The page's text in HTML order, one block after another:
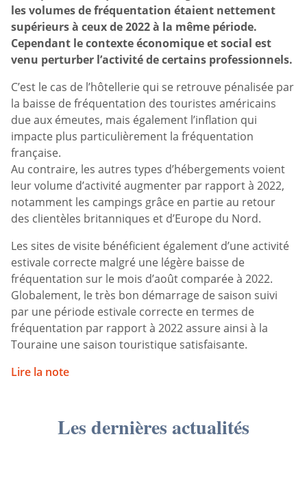
les volumes de fréquentation étaient nettement
supérieurs à ceux de 2022 à la même période.
Cependant le contexte économique et social est
venu perturber l’activité de certains professionnels.
C’est le cas de l’hôtellerie qui se retrouve pénalisée par
la baisse de fréquentation des touristes américains
due aux émeutes, mais également l’inflation qui
impacte plus particulièrement la fréquentation
française.
Au contraire, les autres types d’hébergements voient
leur volume d’activité augmenter par rapport à 2022,
notamment les campings grâce en partie au retour
des clientèles britanniques et d’Europe du Nord.
Les sites de visite bénéficient également d’une activité
estivale correcte malgré une légère baisse de
fréquentation sur le mois d’août comparée à 2022.
Globalement, le très bon démarrage de saison suivi
par une période estivale correcte en termes de
fréquentation par rapport à 2022 assure ainsi à la
Touraine une saison touristique satisfaisante.
Lire la note
Les dernières actualités